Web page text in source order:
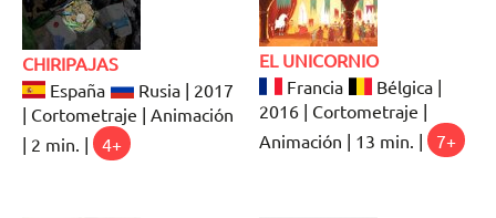
CHIRIPAJAS
España
Rusia | 2017
| Cortometraje | Animación
| 2 min. |
4+
EL UNICORNIO
Francia
Bélgica |
2016 | Cortometraje |
Animación | 13 min. |
7+